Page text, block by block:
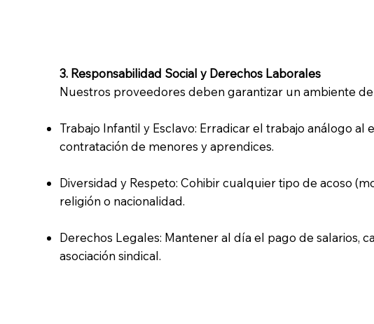
3. Responsabilidad Social y Derechos Laborales
Nuestros proveedores deben garantizar un ambiente
Trabajo Infantil y Esclavo: Erradicar el trabajo análogo
contratación de menores y aprendices.
Diversidad y Respeto: Cohibir cualquier tipo de acoso
religión o nacionalidad.
Derechos Legales: Mantener al día el pago de salarios,
asociación sindical.